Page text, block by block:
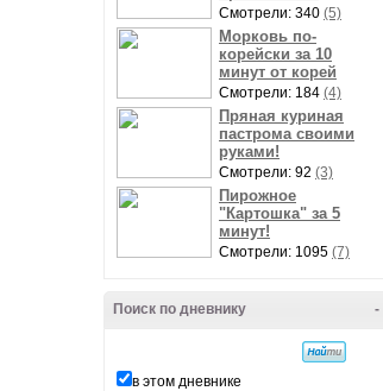
Смотрели: 340 (5)
Морковь по-
корейски за 10
минут от корей
Смотрели: 184 (4)
Пряная куриная
пастрома своими
руками!
Смотрели: 92 (3)
Пирожное
"Картошка" за 5
минут!
Смотрели: 1095 (7)
-
Поиск по дневнику
в этом дневнике